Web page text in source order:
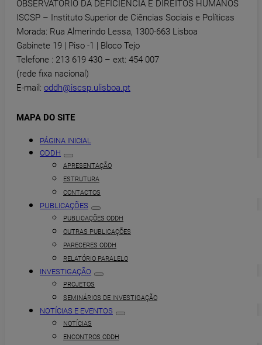
OBSERVATÓRIO DA DEFICIÊNCIA E DIREITOS HUMANOS
ISCSP – Instituto Superior de Ciências Sociais e Políticas
Morada: Rua Almerindo Lessa, 1300-663 Lisboa
Gabinete 19 | Piso -1 | Bloco Tejo
Telefone : 213 619 430 – ext: 454 007
(rede fixa nacional)
E-mail: oddh@iscsp.ulisboa.pt
MAPA DO SITE
PÁGINA INICIAL
ODDH
APRESENTAÇÃO
ESTRUTURA
CONTACTOS
PUBLICAÇÕES
PUBLICAÇÕES ODDH
OUTRAS PUBLICAÇÕES
PARECERES ODDH
RELATÓRIO PARALELO
INVESTIGAÇÃO
PROJETOS
SEMINÁRIOS DE INVESTIGAÇÃO
NOTÍCIAS E EVENTOS
NOTÍCIAS
ENCONTROS ODDH